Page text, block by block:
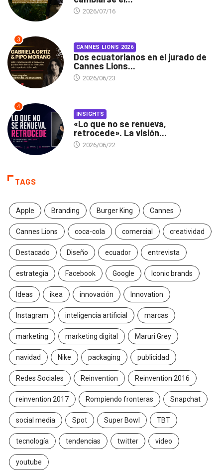
2026/07/16
3
CANNES LIONS 2026
Dos ecuatorianos en el jurado de
Cannes Lions...
2026/06/23
4
INSIGHTS
«Lo que no se renueva,
retrocede». La visión...
2026/06/22
TAGS
Apple Branding Burger King Cannes
Cannes Lions coca-cola comercial creatividad
Destacado Diseño ecuador entrevista
estrategia Facebook Google Iconic brands
Ideas ikea innovación Innovation
Instagram inteligencia artificial marcas
marketing marketing digital Maruri Grey
navidad Nike packaging publicidad
Redes Sociales Reinvention Reinvention 2016
reinvention 2017 Rompiendo fronteras Snapchat
social media Spot Super Bowl TBT
tecnología tendencias twitter video
youtube